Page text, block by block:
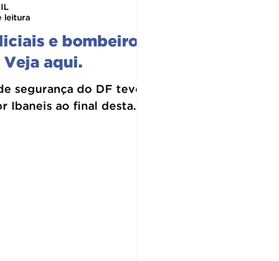
e bombeiros
Veja aqui.
segurança do DF teve a
Ibaneis ao final desta...
leitura